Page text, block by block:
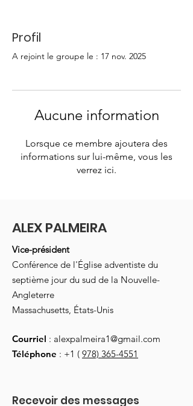
Profil
A rejoint le groupe le : 17 nov. 2025
Aucune information
Lorsque ce membre ajoutera des
informations sur lui-même, vous les
verrez ici.
ALEX PALMEIRA
Vice-président
Conférence de l'Église adventiste du
septième jour du sud de la Nouvelle-
Angleterre
Massachusetts, États-Unis
Courriel : alexpalmeira1@gmail.com
Téléphone : +1 ( 978) 365-4551
Recevoir des messages